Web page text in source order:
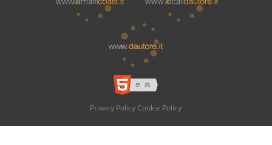
Privacy Policy Cookie Policy